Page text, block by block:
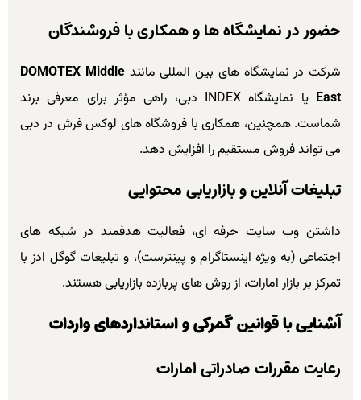
حضور در نمایشگاه ها و همکاری با فروشندگان
شرکت در نمایشگاه های بین المللی مانندDOMOTEX Middle
East
یا نمایشگاه INDEX دبی، راهی مؤثر برای معرفی برند
شماست. همچنین، همکاری با فروشگاه های لوکس فرش در دبی
می تواند فروش مستقیم را افزایش دهد.
تبلیغات آنلاین و بازاریابی محتوایی
داشتن وب سایت حرفه ای، فعالیت هدفمند در شبکه های
اجتماعی (به ویژه اینستاگرام و پینترست)، و تبلیغات گوگل ادز با
تمرکز بر بازار امارات، از روش های پربازده بازاریابی هستند.
آشنایی با قوانین گمرکی و استانداردهای واردات
رعایت مقررات صادراتی امارات